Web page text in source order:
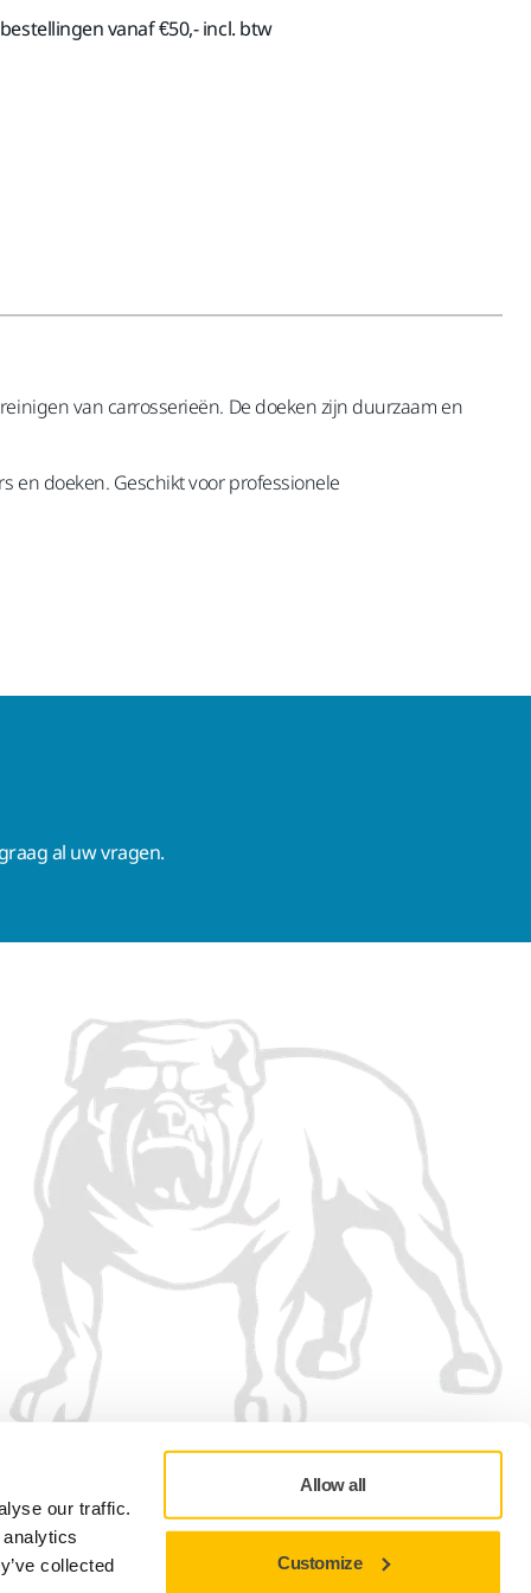
our traffic.
collected
Allow all
Customize
vanaf €50,- incl. btw
van carrosserieën. De doeken zijn duurzaam en
en doeken. Geschikt voor professionele
al uw vragen.